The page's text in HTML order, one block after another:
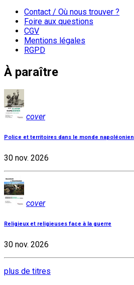
Contact / Où nous trouver ?
Foire aux questions
CGV
Mentions légales
RGPD
À paraître
cover
Police et territoires dans le monde napoléonien
30 nov. 2026
cover
Religieux et religieuses face à la guerre
30 nov. 2026
plus de titres